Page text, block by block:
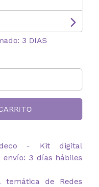
3 DIAS
- Kit digital
3 días hábiles
de Redes